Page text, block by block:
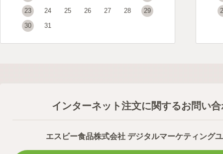
23
24 25 26 27 28
29
30
31
インターネット注文に関するお問い
エスビー食品株式会社 デジタルマーケティング